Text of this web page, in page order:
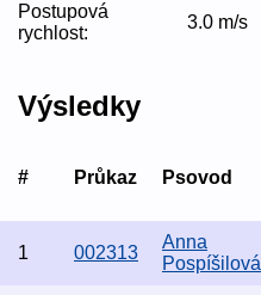
Postupová
rychlost:
3.0 m/s
Výsledky
# Průkaz Psovod
1 002313
Anna
Pospíšilová